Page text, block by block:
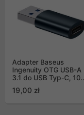
Adapter Baseus
Ingenuity OTG USB-A
3.1 do USB Typ-C, 10
(ZJJQ000103)
19,00 zł